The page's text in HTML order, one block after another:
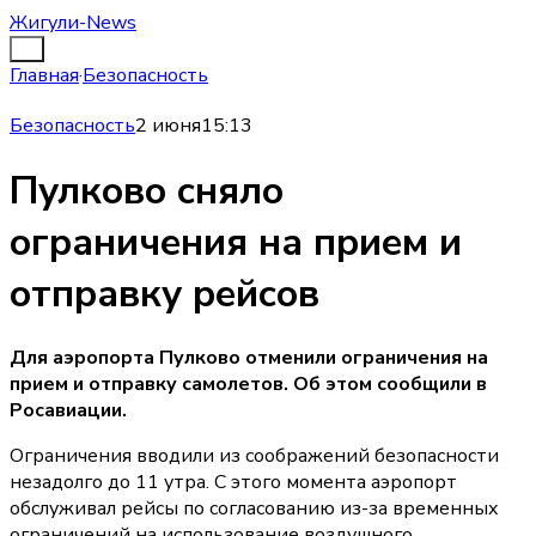
Жигули-News
Главная·Безопасность
Безопасность2 июня15:13
Пулково сняло
ограничения на прием и
отправку рейсов
Для аэропорта Пулково отменили ограничения на
прием и отправку самолетов. Об этом сообщили в
Росавиации.
Ограничения вводили из соображений безопасности
незадолго до 11 утра. С этого момента аэропорт
обслуживал рейсы по согласованию из-за временных